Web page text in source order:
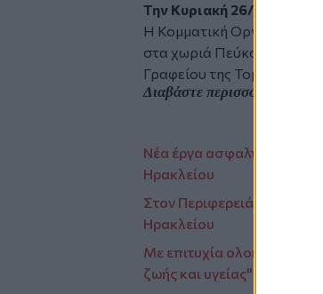
Την Κυριακή 26/1:
Η Κομματική Οργάνωση
στα χωριά Πεύκο και
Γραφείου της Τομεακής
Διαβάστε περισσότερες
Νέα έργα
Ηρακλείου
Στον Περιφερειάρχη
Ηρακλείου
Με επιτυχία
ζωής και υγείας" σε σχολεία